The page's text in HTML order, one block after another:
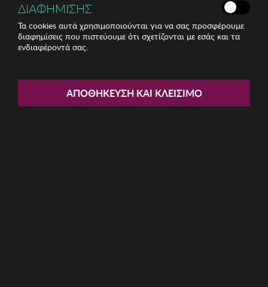
Γυναικείο Ρολόι KCNY
ΔΙΑΦΗΜΙΣΗΣ
Τα cookies αυτά χρησιμοποιούνται για να σας προσφέρουμε
διαφημίσεις που πιστεύουμε ότι σχετίζονται με εσάς και τα
ενδιαφέροντά σας.
ΑΠΟΘΉΚΕΥΣΗ ΚΑΙ ΚΛΕΊΣΙΜΟ